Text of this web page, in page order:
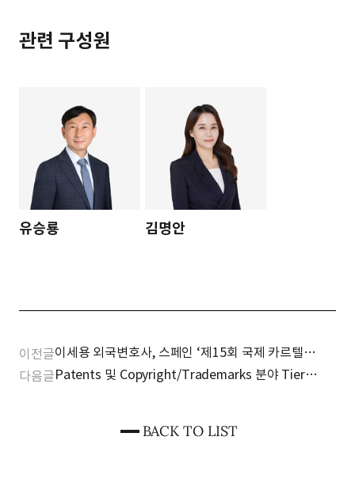
관련 구성원
유승룡 김명안
이전글이세용 외국변호사, 스페인 ‘제15회 국제 카르텔
워크샵’ 패널 참여
BACK TO LIST
다음글Patents 및 Copyright/Trademarks 분야 Tier 1